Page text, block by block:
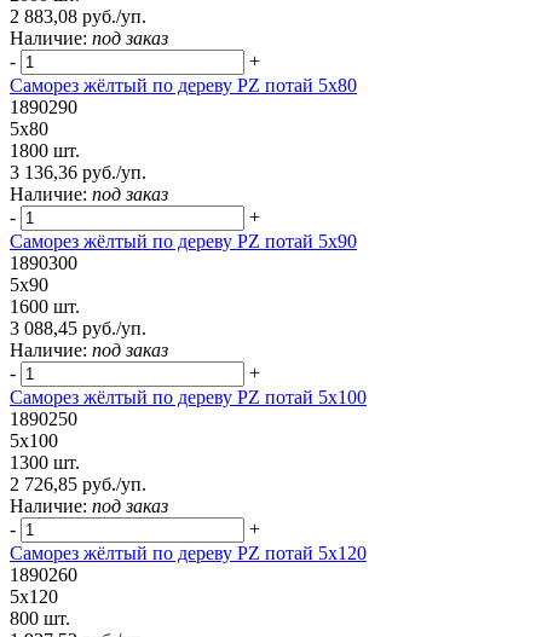
2 883,08 руб./уп.
Наличие: под заказ
-
+
Саморез жёлтый по дереву PZ потай 5х80
1890290
5х80
1800 шт.
3 136,36 руб./уп.
Наличие: под заказ
-
+
Саморез жёлтый по дереву PZ потай 5х90
1890300
5х90
1600 шт.
3 088,45 руб./уп.
Наличие: под заказ
-
+
Саморез жёлтый по дереву PZ потай 5х100
1890250
5х100
1300 шт.
2 726,85 руб./уп.
Наличие: под заказ
-
+
Саморез жёлтый по дереву PZ потай 5х120
1890260
5х120
800 шт.